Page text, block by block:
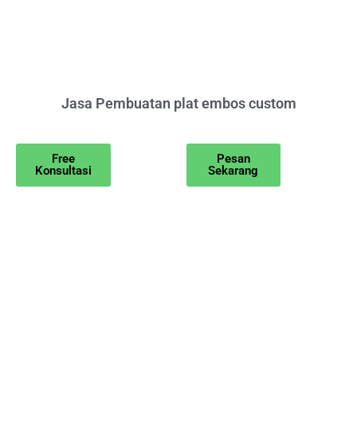
Jasa Pembuatan plat embos custom
Free
Konsultasi
Pesan
Sekarang